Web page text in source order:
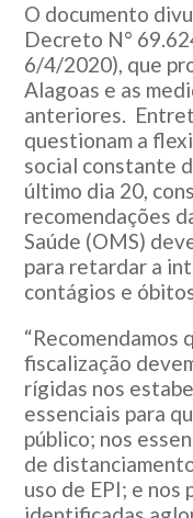
O documento
Decreto N°
6/4/2020), que
Alagoas e as
anteriores.
questionam a
social constante
último dia 20,
recomendações
Saúde (OMS)
para retardar a
contágios e
“Recomendamos
fiscalização
rígidas nos
essenciais para
público; nos
de
uso de EPI; e nos